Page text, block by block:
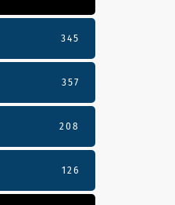
345
357
208
126